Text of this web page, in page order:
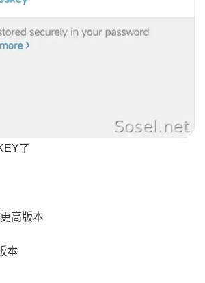
了
高版本
本